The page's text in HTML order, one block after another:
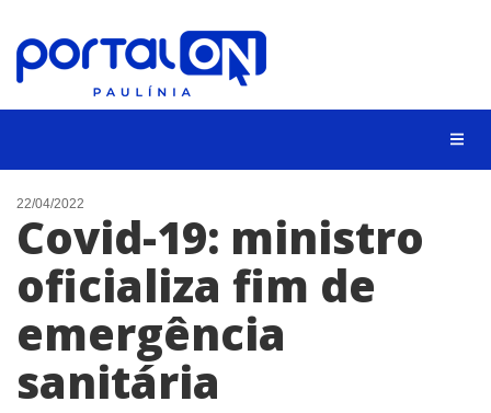
CIDADES
EVENTOS
EMPREGO
ANIVERSÁRIO DAS CIDADES
ANUNCIE
CONTATO
22/04/2022
Covid-19: ministro
oficializa fim de
emergência
sanitária